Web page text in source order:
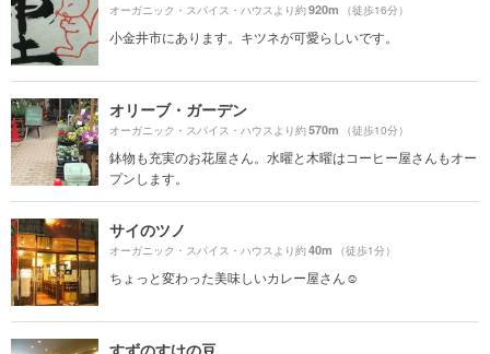
オーガニック・スパイス・ハウスより約920m （徒歩16分）
小金井市にあります。キツネが可愛らしいです。
オリーブ・ガーデン
オーガニック・スパイス・ハウスより約570m （徒歩10分）
鉢物も充実のお花屋さん。水曜と木曜はコーヒー屋さんもオー
プンします。
サイのツノ
オーガニック・スパイス・ハウスより約40m （徒歩1分）
ちょっと変わった美味しいカレー屋さん☺️
すずのすけの豆